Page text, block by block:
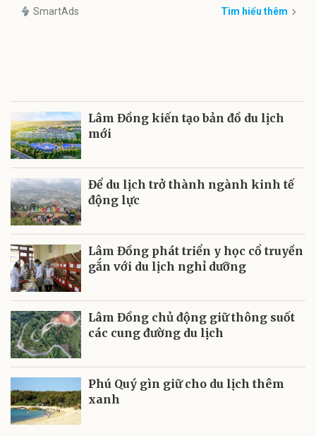
SmartAds Tìm hiểu thêm
Lâm Đồng kiến tạo bản đồ du lịch
mới
Để du lịch trở thành ngành kinh tế
động lực
Lâm Đồng phát triển y học cổ truyền
gắn với du lịch nghỉ dưỡng
Lâm Đồng chủ động giữ thông suốt
các cung đường du lịch
Phú Quý gìn giữ cho du lịch thêm
xanh